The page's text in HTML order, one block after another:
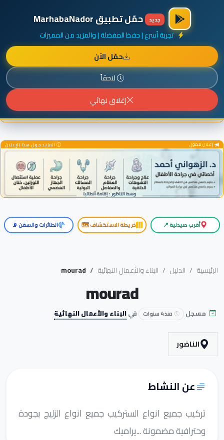
أضف نشاطك مجاناً
جديد حمّل تطبيق MarhabaNador
تجربة أسرع | حفظ المفضلة | والمزيد من المميزات
حمّل الآن
لاحقاً
إغلاق نهائي
إعلان ممول المزيد حول هذا الإعلان
إعلان ممول المزيد حول هذا الإعلان
أقرب صيدلية 📍 خريطة الاستكشاف 🗺️ الطائرات والسفن 📡
الرئيسية الدليل البناء والأعمال النهائية mourad
mourad
مسجل منذ 4 سنوات فيالبناء والأعمال النهائية
الناضور
عن النشاط
تركيب جميع انواع الستركيب جميع انواع الزليج بجودة
وحترافية مضمونة ...يراميك